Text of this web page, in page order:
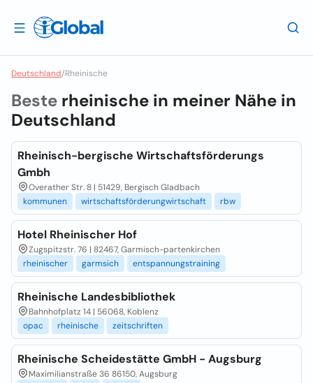
Deutschland/Rheinische
Beste rheinische in meiner Nähe in
Deutschland
Rheinisch-bergische Wirtschaftsförderungs
Gmbh
Overather Str. 8 | 51429, Bergisch Gladbach
kommunen
wirtschaftsförderungwirtschaft rbw
Hotel Rheinischer Hof
Zugspitzstr. 76 | 82467, Garmisch-partenkirchen
rheinischer
garmsich entspannungstraining
Rheinische Landesbibliothek
Bahnhofplatz 14 | 56068, Koblenz
opac
rheinische zeitschriften
Rheinische Scheidestätte GmbH - Augsburg
Maximilianstraße 36 86150, Augsburg